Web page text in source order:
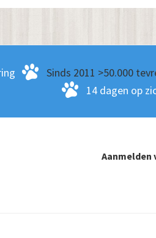
Sinds 2011 >50.000
14 dagen op
Aanmelden